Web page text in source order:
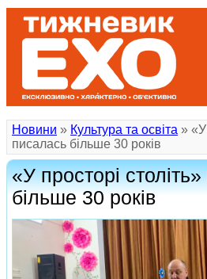
Новини » Культура та освіта » «У
писалась більше 30 років
«У просторі
більше 30 років